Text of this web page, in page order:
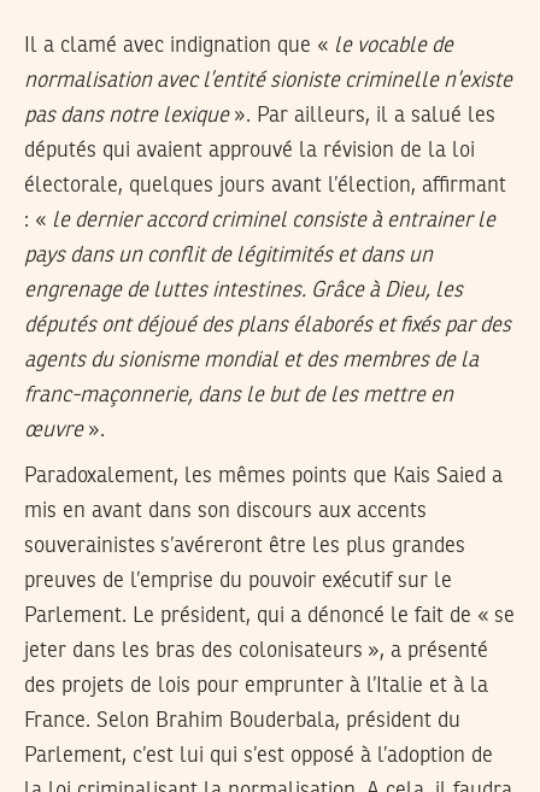
Il a clamé avec indignation que « le vocable de
normalisation avec l’entité sioniste criminelle n’existe
pas dans notre lexique ». Par ailleurs, il a salué les
députés qui avaient approuvé la révision de la loi
électorale, quelques jours avant l’élection, affirmant
: « le dernier accord criminel consiste à entrainer le
pays dans un conflit de légitimités et dans un
engrenage de luttes intestines. Grâce à Dieu, les
députés ont déjoué des plans élaborés et fixés par des
agents du sionisme mondial et des membres de la
franc-maçonnerie, dans le but de les mettre en
œuvre ».
Paradoxalement, les mêmes points que Kais Saied a
mis en avant dans son discours aux accents
souverainistes s’avéreront être les plus grandes
preuves de l’emprise du pouvoir exécutif sur le
Parlement. Le président, qui a dénoncé le fait de « se
jeter dans les bras des colonisateurs », a présenté
des projets de lois pour emprunter à l’Italie et à la
France. Selon Brahim Bouderbala, président du
Parlement, c’est lui qui s’est opposé à l’adoption de